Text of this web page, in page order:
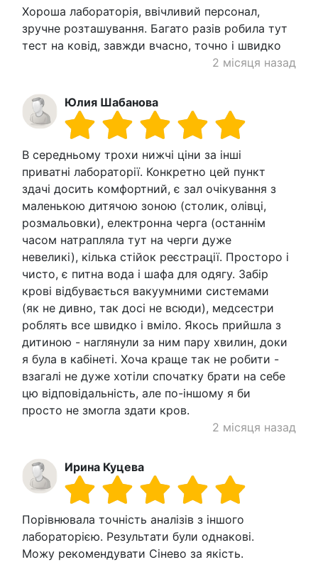
Хороша лабораторія, ввічливий персонал,
зручне розташування. Багато разів робила тут
тест на ковід, завжди вчасно, точно і швидко
2 місяця назад
Юлия Шабанова
В середньому трохи нижчі ціни за інші
приватні лабораторії. Конкретно цей пункт
здачі досить комфортний, є зал очікування з
маленькою дитячою зоною (столик, олівці,
розмальовки), електронна черга (останнім
часом натрапляла тут на черги дуже
невеликі), кілька стійок реєстрації. Просторо і
чисто, є питна вода і шафа для одягу. Забір
крові відбувається вакуумними системами
(як не дивно, так досі не всюди), медсестри
роблять все швидко і вміло. Якось прийшла з
дитиною - наглянули за ним пару хвилин, доки
я була в кабінеті. Хоча краще так не робити -
взагалі не дуже хотіли спочатку брати на себе
цю відповідальність, але по-іншому я би
просто не змогла здати кров.
2 місяця назад
Ирина Куцева
Порівнювала точність аналізів з іншого
лабораторією. Результати були однакові.
Можу рекомендувати Сінево за якість.